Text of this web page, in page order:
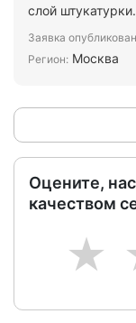
слой
Заявка
Регион: Москва
Оцените,
качеством
1